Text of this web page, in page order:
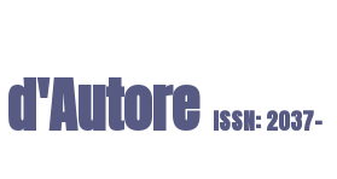
ISSN: 2037-